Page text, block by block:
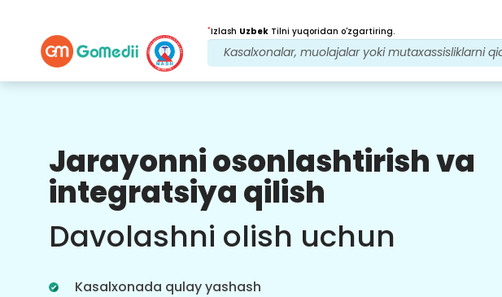
*Izlash Uzbek Tilni yuqoridan o'zgartiring.
Jarayonni osonlashtirish va
integratsiya qilish
Davolashni olish uchun
Kasalxonada qulay yashash
Bizning afzalliklarimiz
Ko'p tilli ilova
Qo'llab-quvvatlash
Ko'p tilli GoMedii ilovamizni yuklab oling,
beradi.